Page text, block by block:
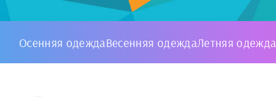
Осенняя одеждаВесенняя одеждаЛетняя одежда